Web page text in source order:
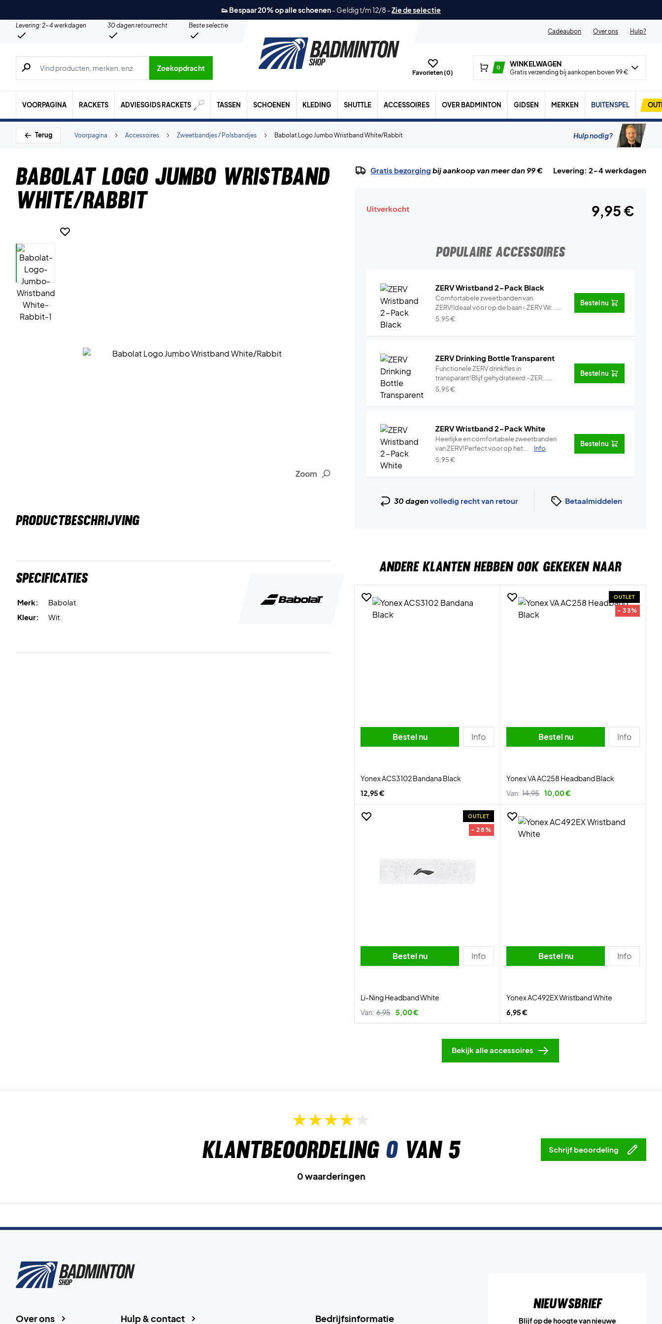
👟 Bespaar 20% op alle schoenen- Geldig t/m 12/8 -Zie de selectie
Levering: 2-4 werkdagen 30 dagen retourrecht
Beste selectie
Cadeaubon
Over ons Hulp?
Zoeken naar producten, merken etc.
Zoekopdracht
Favorieten (0)
0 WINKELWAGEN
Gratis verzending bij aankopen boven 99 €
VOORPAGINA RACKETS ADVIESGIDS RACKETS TASSEN SCHOENEN KLEDING SHUTTLE ACCESSOIRES OVER BADMINTON GIDSEN MERKEN BUITENSPEL
Terug Babolat Logo Jumbo Wristband White/Rabbit
Zweetbandjes / Polsbandjes
Accessoires
Voorpagina Hulp nodig?
Babolat Logo Jumbo Wristband
White/Rabbit
Zoom
PRODUCTBESCHRIJVING
Specificaties
Merk:
Babolat
Kleur:
Wit
Gratis bezorging bij aankoop van meer dan 99 € Levering: 2-4 werkdagen
Uitverkocht 9,95 €
POPULAIRE ACCESSOIRES
ZERV Wristband 2-Pack Black
Comfortabele zweetbanden van
ZERV!Ideaal voor op de baan - ZERV Wr...
Info
5,95€
Bestel nu
ZERV Drinking Bottle Transparent
Functionele ZERV drinkfles in
transparant!Blijf gehydrateerd - ZER...
Info
5,95€
Bestel nu
ZERV Wristband 2-Pack White
Heerlijke en comfortabele zweetbanden
van ZERV!Perfect voor op het...
Info
5,95€
Bestel nu
30 dagenvolledig recht van retour Betaalmiddelen
ANDERE KLANTEN HEBBEN OOK GEKEKEN NAAR
Bestel nu Info
Yonex ACS3102 Bandana Black
12,95 €
OUTLET
- 33%
Bestel nu Info
Yonex VA AC258 Headband Black
Van: 14,95 10,00 €
OUTLET
- 28%
Bestel nu Info
Li-Ning Headband White
Van: 6,95 5,00 €
Bestel nu Info
Yonex AC492EX Wristband White
6,95 €
Bekijk alle accessoires
Klantbeoordeling 0van 5 Schrijf beoordeling
0 waarderingen
Bedrijfsinformatie
Hulp & contact
Over ons
Nieuwsbrief
Blijf op de hoogte van nieuwe